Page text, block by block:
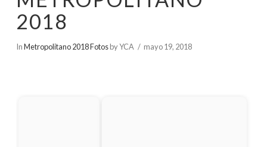
2018
InMetropolitano 2018 Fotosby YCA mayo 19, 2018